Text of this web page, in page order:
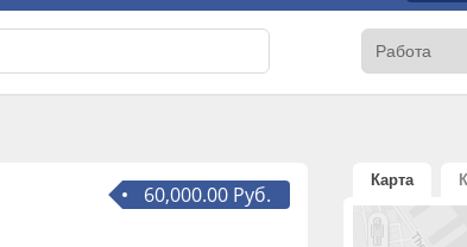
60,000.00 Руб.
Карта